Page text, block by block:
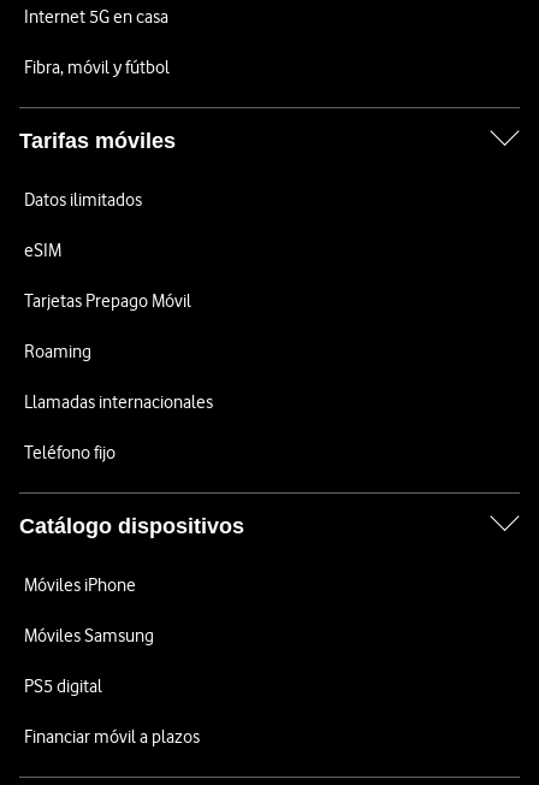
Internet 5G en casa
Fibra, móvil y fútbol
Tarifas móviles
Datos ilimitados
eSIM
Tarjetas Prepago Móvil
Roaming
Llamadas internacionales
Teléfono fijo
Catálogo dispositivos
Móviles iPhone
Móviles Samsung
PS5 digital
Financiar móvil a plazos